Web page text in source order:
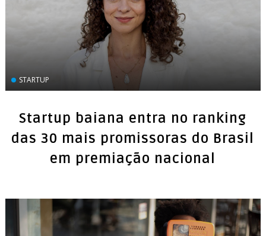
STARTUP
Startup baiana entra no ranking
das 30 mais promissoras do Brasil
em premiação nacional